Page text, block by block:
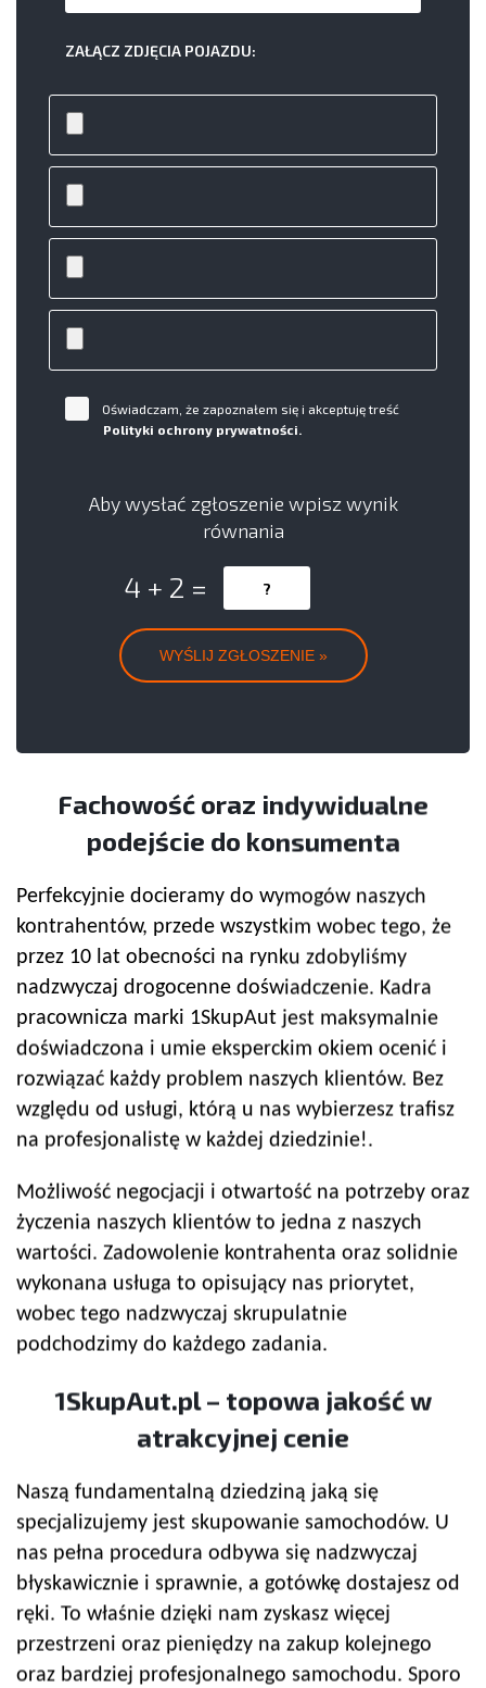
ZAŁĄCZ ZDJĘCIA POJAZDU:
Oświadczam, że zapoznałem się i akceptuję treść
Polityki ochrony prywatności.
Aby wysłać zgłoszenie wpisz wynik
równania
4 + 2 =
Fachowość oraz indywidualne
podejście do konsumenta
Perfekcyjnie docieramy do wymogów naszych
kontrahentów, przede wszystkim wobec tego, że
przez 10 lat obecności na rynku zdobyliśmy
nadzwyczaj drogocenne doświadczenie. Kadra
pracownicza marki 1SkupAut jest maksymalnie
doświadczona i umie eksperckim okiem ocenić i
rozwiązać każdy problem naszych klientów. Bez
względu od usługi, którą u nas wybierzesz trafisz
na profesjonalistę w każdej dziedzinie!.
Możliwość negocjacji i otwartość na potrzeby oraz
życzenia naszych klientów to jedna z naszych
wartości. Zadowolenie kontrahenta oraz solidnie
wykonana usługa to opisujący nas priorytet,
wobec tego nadzwyczaj skrupulatnie
podchodzimy do każdego zadania.
1SkupAut.pl – topowa jakość w
atrakcyjnej cenie
Naszą fundamentalną dziedziną jaką się
specjalizujemy jest skupowanie samochodów. U
nas pełna procedura odbywa się nadzwyczaj
błyskawicznie i sprawnie, a gotówkę dostajesz od
ręki. To właśnie dzięki nam zyskasz więcej
przestrzeni oraz pieniędzy na zakup kolejnego
oraz bardziej profesjonalnego samochodu. Sporo